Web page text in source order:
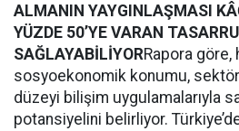
ALMANIN YAYGINLAŞMASI
YÜZDE 50’YE VARAN
SAĞLAYABİLİYORRapora göre,
sosyoekonomik konumu,
düzeyi bilişim uygulamalarıyla
potansiyelini belirliyor.